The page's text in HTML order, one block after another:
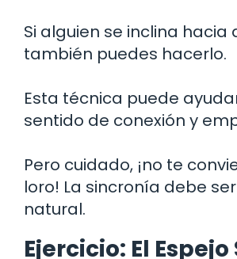
Si alguien se inclina hacia
también puedes hacerlo.
Esta técnica puede
sentido de conexión y
Pero cuidado, ¡no te
loro! La sincronía debe
natural.
Ejercicio: El